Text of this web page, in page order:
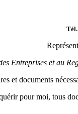
Entreprises et au
et documents
pour moi, tous